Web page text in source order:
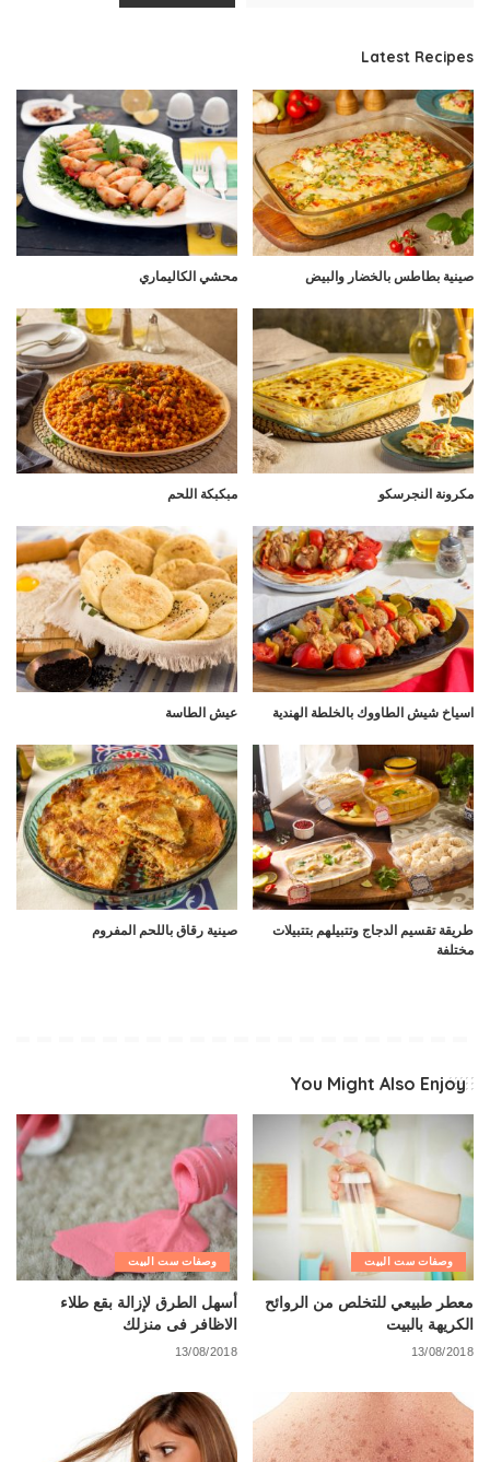
Latest Recipes
صينية بطاطس بالخضار والبيض محشي الكاليماري
مكرونة النجرسكو مبكبكة اللحم
اسياخ شيش الطاووك بالخلطة الهندية عيش الطاسة
طريقة تقسيم الدجاج وتتبيلهم بتتبيلات
مختلفة
صينية رقاق باللحم المفروم
You Might Also Enjoy
وصفات ست البيت
معطر طبيعي للتخلص من الروائح
الكريهة بالبيت
13/08/2018
وصفات ست البيت
أسهل الطرق لإزالة بقع طلاء
الاظافر فى منزلك
13/08/2018